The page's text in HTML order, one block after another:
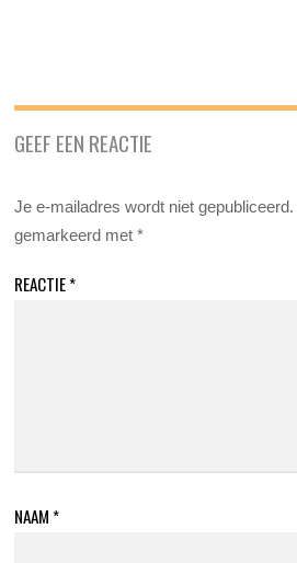
GEEF EEN REACTIE
Je e-mailadres wordt niet gepubliceerd.
gemarkeerd met*
REACTIE*
NAAM *